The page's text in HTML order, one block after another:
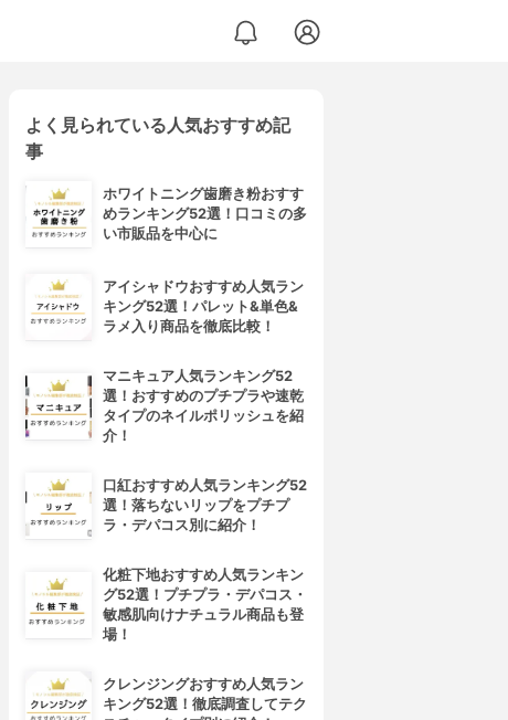
よく見られている人気おすすめ記
事
ホワイトニング歯磨き粉おすす
めランキング52選！口コミの多
い市販品を中心に
アイシャドウおすすめ人気ラン
キング52選！パレット&単色&
ラメ入り商品を徹底比較！
マニキュア人気ランキング52
選！おすすめのプチプラや速乾
タイプのネイルポリッシュを紹
介！
口紅おすすめ人気ランキング52
選！落ちないリップをプチプ
ラ・デパコス別に紹介！
化粧下地おすすめ人気ランキン
グ52選！プチプラ・デパコス・
敏感肌向けナチュラル商品も登
場！
クレンジングおすすめ人気ラン
キング52選！徹底調査してテク